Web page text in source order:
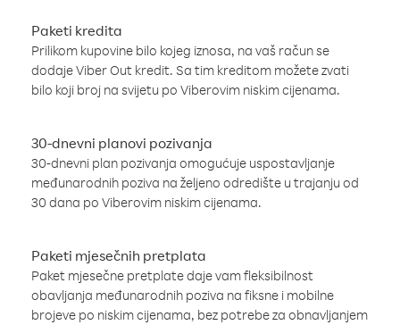
Paketi kredita
Prilikom kupovine bilo kojeg iznosa, na vaš račun se
dodaje Viber Out kredit. Sa tim kreditom možete zvati
bilo koji broj na svijetu po Viberovim niskim cijenama.
30-dnevni planovi pozivanja
30-dnevni plan pozivanja omogućuje uspostavljanje
međunarodnih poziva na željeno odredište u trajanju od
30 dana po Viberovim niskim cijenama.
Paketi mjesečnih pretplata
Paket mjesečne pretplate daje vam fleksibilnost
obavljanja međunarodnih poziva na fiksne i mobilne
brojeve po niskim cijenama, bez potrebe za obnavljanjem